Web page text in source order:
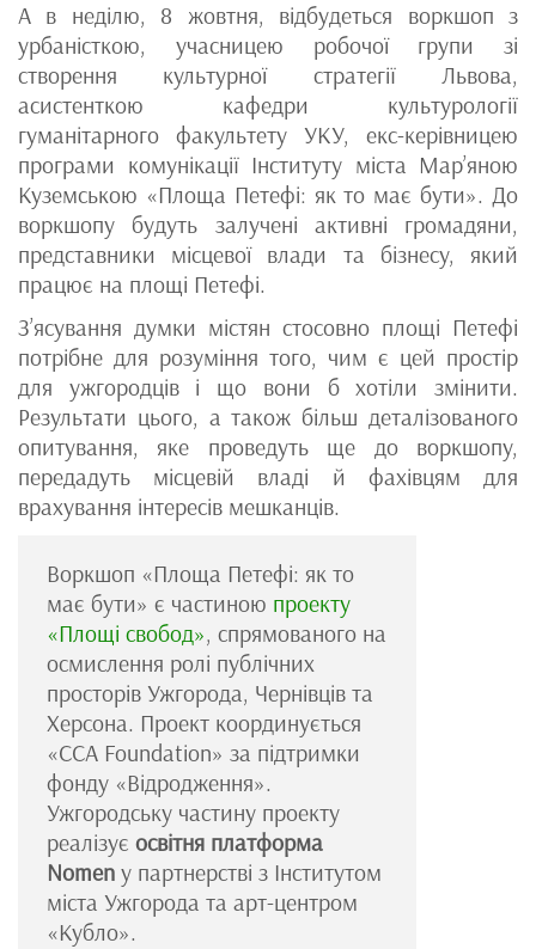
А в неділю, 8 жовтня, відбудеться воркшоп з
урбаністкою, учасницею робочої групи зі
створення культурної стратегії Львова,
асистенткою кафедри культурології
гуманітарного факультету УКУ, екс-керівницею
програми комунікації Інституту міста Мар’яною
Куземською «Площа Петефі: як то має бути». До
воркшопу будуть залучені активні громадяни,
представники місцевої влади та бізнесу, який
працює на площі Петефі.
З’ясування думки містян стосовно площі Петефі
потрібне для розуміння того, чим є цей простір
для ужгородців і що вони б хотіли змінити.
Результати цього, а також більш деталізованого
опитування, яке проведуть ще до воркшопу,
передадуть місцевій владі й фахівцям для
врахування інтересів мешканців.
Воркшоп «Площа Петефі: як то
має бути» є частиною проекту
«Площі свобод», спрямованого на
осмислення ролі публічних
просторів Ужгорода, Чернівців та
Херсона. Проект координується
«ССА Foundation» за підтримки
фонду «Відродження».
Ужгородську частину проекту
реалізує освітня платформа
Nomen у партнерстві з Інститутом
міста Ужгорода та арт-центром
«Кубло».